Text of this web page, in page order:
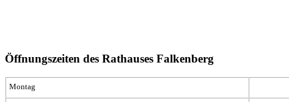
Öffnungszeiten des Rathauses Falkenberg
Montag